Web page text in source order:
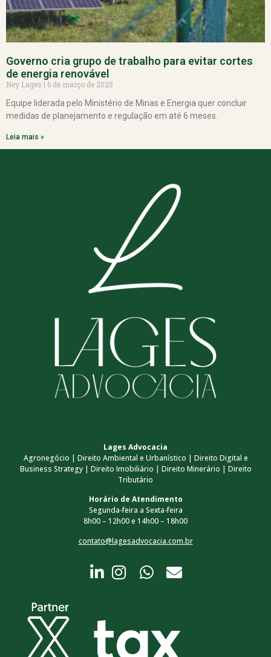
Governo cria grupo de trabalho para evitar cortes
de energia renovável
Ney Lages
6 de março de 2025
Equipe liderada pelo Ministério de Minas e Energia quer concluir
medidas de planejamento e regulação em até 6 meses.
Leia mais »
Lages Advocacia
Agronegócio | Direito Ambiental e Urbanístico | Direito Digital e
Business Strategy | Direito Imobiliário | Direito Minerário | Direito
Tributário
Horário de Atendimento
Segunda-feira a Sexta-feira
8h00 – 12h00 e 14h00 – 18h00
contato@lagesadvocacia.com.br